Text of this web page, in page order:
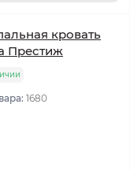
кровать
Престиж
1680